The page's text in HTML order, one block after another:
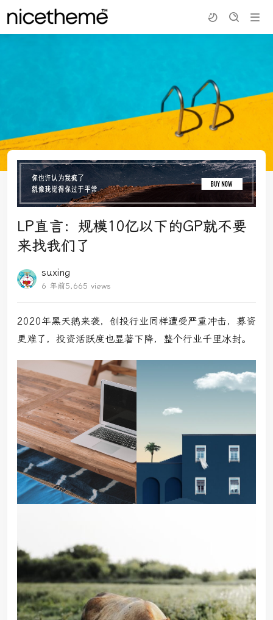
LP直言：规模10亿以下的GP就不要
来找我们了
suxing
6 年前5,665 views
2020年黑天鹅来袭，创投行业同样遭受严重冲击，募资
更难了，投资活跃度也显著下降，整个行业千里冰封。